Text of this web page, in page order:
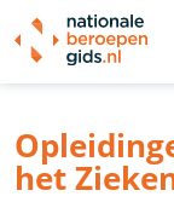
het